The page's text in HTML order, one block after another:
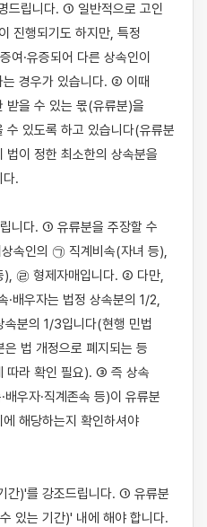
드립니다. ① 일반적으로 고인
진행되기도 하지만, 특정
여·유증되어 다른 상속인이
경우가 있습니다. ② 이때
받을 수 있는 몫(유류분)을
수 있도록 하고 있습니다(유류분
이 정한 최소한의 상속분을
다.
니다. ① 유류분을 주장할 수
속인의 ㉠ 직계비속(자녀 등),
), ㉣ 형제자매입니다. ② 다만,
·배우자는 법정 상속분의 1/2,
속분의 1/3입니다(현행 민법
법 개정으로 폐지되는 등
따라 확인 필요). ③ 즉 상속
우자·직계존속 등)이 유류분
해당하는지 확인하셔야
간)'를 강조드립니다. ① 유류분
있는 기간)' 내에 해야 합니다.